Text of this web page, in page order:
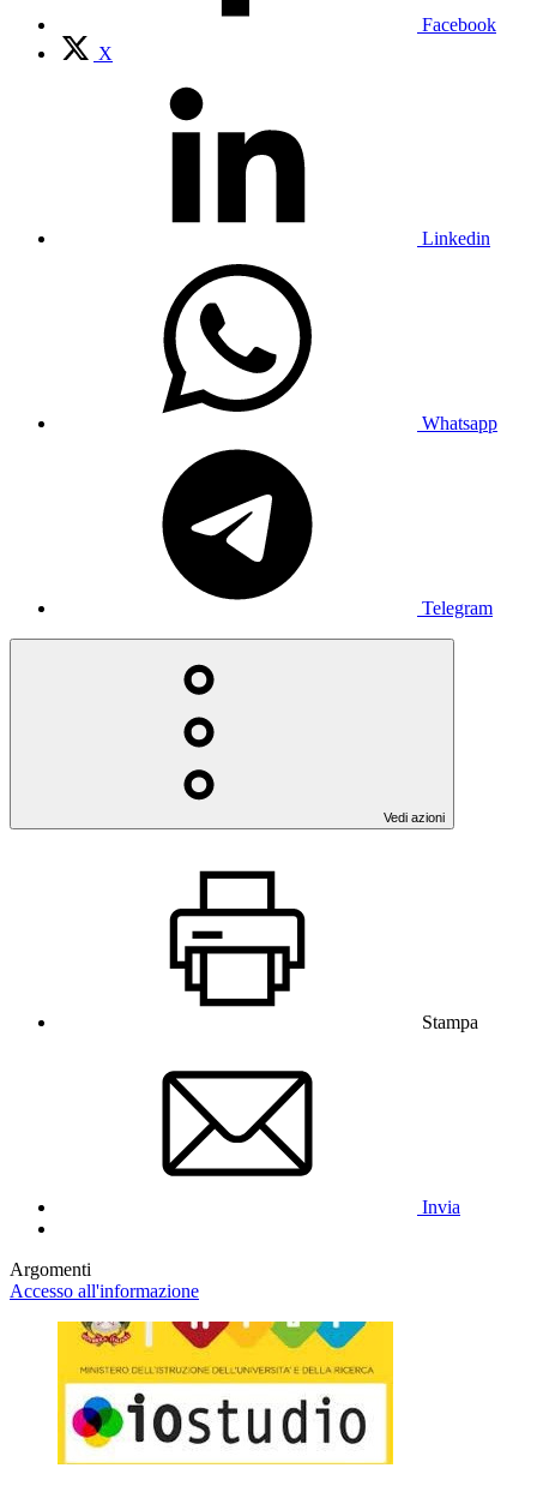
Facebook
X
Linkedin
Whatsapp
Telegram
Vedi azioni
Stampa
Invia
Argomenti
Accesso all'informazione